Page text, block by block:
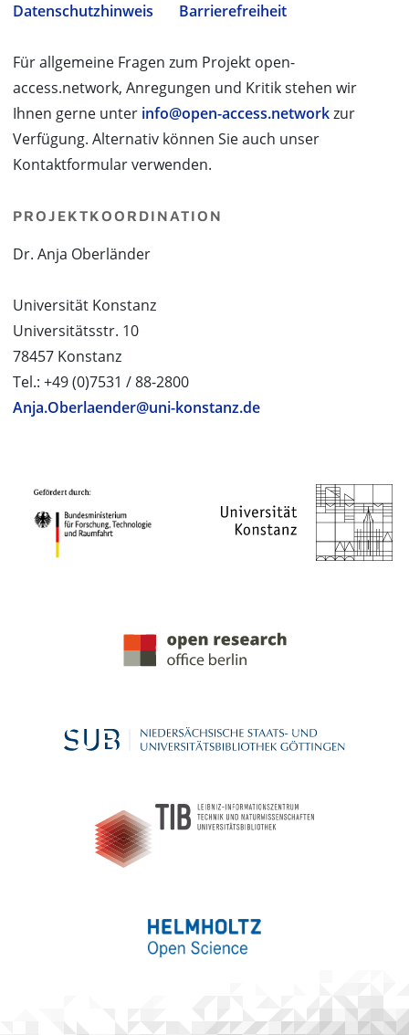
Datenschutzhinweis
Barrierefreiheit
Für allgemeine Fragen zum Projekt open-
access.network, Anregungen und Kritik stehen wir
Ihnen gerne unter info@open-access.networkzur
Verfügung. Alternativ können Sie auch unser
Kontaktformular verwenden.
PROJEKTKOORDINATION
Dr. Anja Oberländer
Universität Konstanz
Universitätsstr. 10
78457 Konstanz
Tel.: +49 (0)7531 / 88-2800
Anja.Oberlaender@uni-konstanz.de